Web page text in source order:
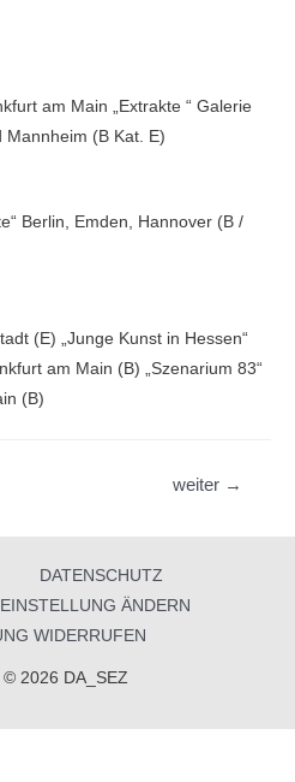
am Main „Extrakte “ Galerie
(B Kat. E)
Berlin, Emden, Hannover (B /
(E) „Junge Kunst in Hessen“
am Main (B) „Szenarium 83“
(B)
weiter →
DATENSCHUTZ
ÄNDERN
WIDERRUFEN
2026 DA_SEZ